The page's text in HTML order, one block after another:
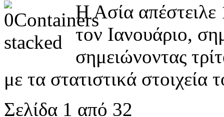
Η Ασία
τον Ιανουάριο,
σημειώνοντας
με τα στατιστικά
Σελίδα 1 από 32